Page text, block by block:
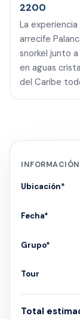
2200
La
arrecife
snorkel junto
en aguas
del Caribe
Ubicación*
Fecha*
Grupo*
Tour
Total